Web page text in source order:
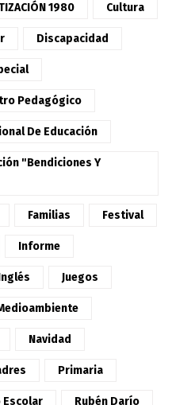
1980 Cultura
Discapacidad
Pedagógico
De Educación
"Bendiciones Y
Familias Festival
Informe
Juegos
Navidad
Primaria
Rubén Darío